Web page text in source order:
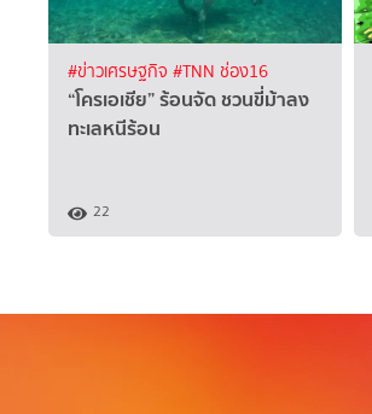
#ข่าวเศรษฐกิจ #TNN ช่อง16
“โครเอเชีย” ร้อนจัด ชวนขี่ม้าลง
ทะเลหนีร้อน
22